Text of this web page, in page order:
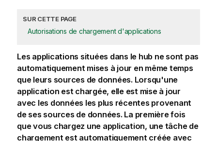
SUR CETTE PAGE
Autorisations de chargement d'applications
Les applications situées dans le hub ne sont pas
automatiquement mises à jour en même temps
que leurs sources de données. Lorsqu'une
application est chargée, elle est mise à jour
avec les données les plus récentes provenant
de ses sources de données. La première fois
que vous chargez une application, une tâche de
chargement est automatiquement créée avec